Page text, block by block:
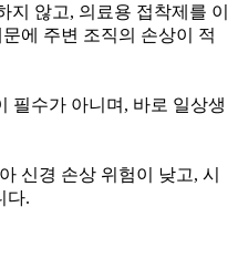
지 않고, 의료용 접착제를 이
에 주변 조직의 손상이 적
필수가 아니며, 바로 일상생
신경 손상 위험이 낮고, 시
다.